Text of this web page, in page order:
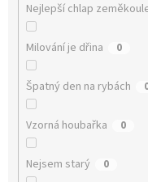
Nejlepší chlap
Milování je dřina 0
Špatný den na rybách
Vzorná houbařka 0
Nejsem starý 0